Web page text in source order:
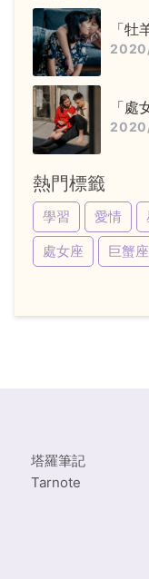
「
本星
「
動星
熱門標籤
學習 愛情
處女座
巨蟹座
塔羅筆記
Tarnote